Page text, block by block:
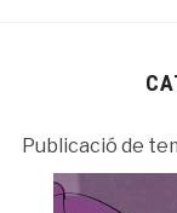
Publicació de